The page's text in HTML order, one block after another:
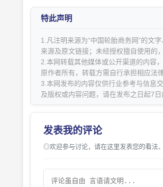
特此声明
1.凡注明来源为“中国轮胎商务网”的文
来源及原文链接；未经授权擅自使用的
2.本网转载其他媒体或公开渠道的内容
原作者所有，转载方需自行承担相应法律
3.本网发布的内容仅供行业参考与信息
及版权或内容问题，请在发布之日起7日
发表我的评论
◎欢迎参与讨论，请在这里发表您的看法